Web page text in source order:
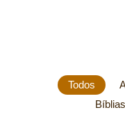
Todos